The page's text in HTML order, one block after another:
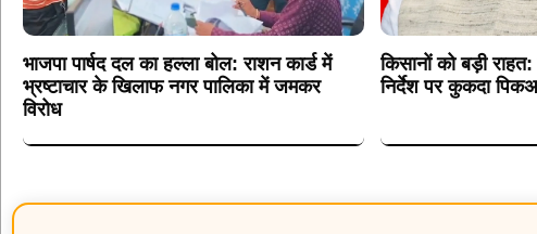
भाजपा पार्षद दल का हल्ला बोल: राशन कार्ड में
भ्रष्टाचार के खिलाफ नगर पालिका में जमकर
विरोध
किसानों को बड़ी
निर्देश पर कुकदा